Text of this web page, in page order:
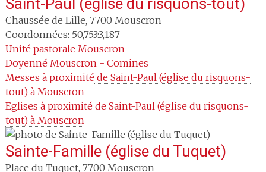
Saint-Paul (église du risquons-tout)
Chaussée de Lille, 7700 Mouscron
Coordonnées: 50,753:3,187
Unité pastorale Mouscron
Doyenné Mouscron - Comines
Messes à proximité de Saint-Paul (église du risquons-
tout) à Mouscron
Eglises à proximité de Saint-Paul (église du risquons-
tout) à Mouscron
Sainte-Famille (église du Tuquet)
Place du Tuquet, 7700 Mouscron